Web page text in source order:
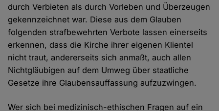
durch Verbieten als durch Vorleben und Überzeugen
gekennzeichnet war. Diese aus dem Glauben
folgenden strafbewehrten Verbote lassen einerseits
erkennen, dass die Kirche ihrer eigenen Klientel
nicht traut, andererseits sich anmaßt, auch allen
Nichtgläubigen auf dem Umweg über staatliche
Gesetze ihre Glaubensauffassung aufzuzwingen.
Wer sich bei medizinisch-ethischen Fragen auf ein